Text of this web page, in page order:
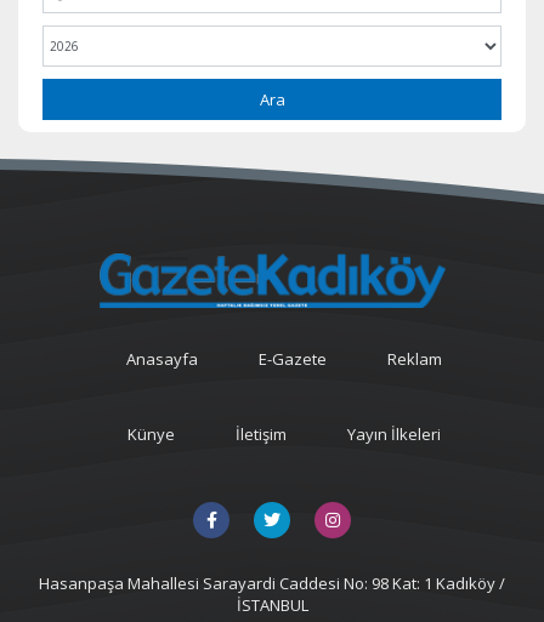
Ara
Anasayfa E-Gazete Reklam
Künye İletişim Yayın İlkeleri
Hasanpaşa Mahallesi Sarayardi Caddesi No: 98 Kat: 1 Kadıköy /
İSTANBUL